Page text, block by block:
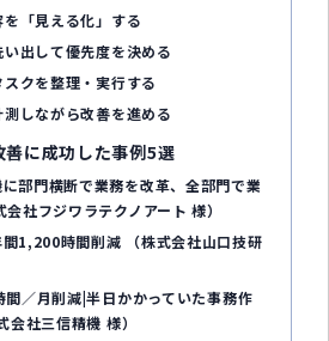
「見える化」する
出して優先度を決める
クを整理・実行する
しながら改善を進める
に成功した事例5選
部門横断で業務を改革、全部門で業
社フジワラテクノアート 様）
1,200時間削減 （株式会社山口技研
／月削減|半日かかっていた事務作
社三信精機 様）